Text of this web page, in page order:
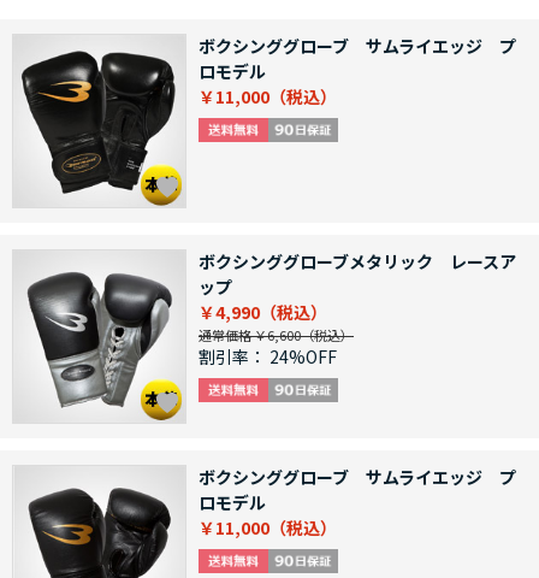
ボクシンググローブ サムライエッジ プ
ロモデル
￥11,000
ボクシンググローブメタリック レースア
ップ
￥4,990
通常価格 ￥6,600
割引率： 24%OFF
ボクシンググローブ サムライエッジ プ
ロモデル
￥11,000